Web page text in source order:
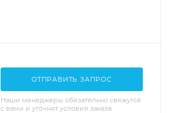
ОТПРАВИТЬ ЗАПРОС
Наши менеджеры обязательно свяжутся
с вами и уточнят условия заказа